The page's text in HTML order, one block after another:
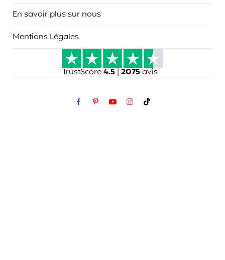
En savoir plus sur nous
Mentions Légales
TrustScore4.5 | 2075avis